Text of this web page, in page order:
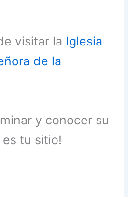
visitar la Iglesia
de la
y conocer su
es tu sitio!